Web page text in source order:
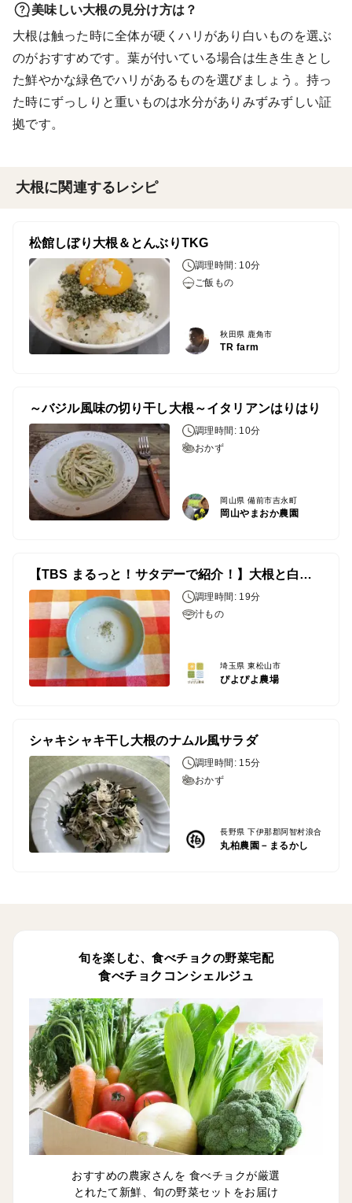
美味しい大根の見分け方は？
大根は触った時に全体が硬くハリがあり白いものを選ぶ
のがおすすめです。葉が付いている場合は生き生きとし
た鮮やかな緑色でハリがあるものを選びましょう。持っ
た時にずっしりと重いものは水分がありみずみずしい証
拠です。
大根に関連するレシピ
松館しぼり大根＆とんぶりTKG
調理時間: 10分
ご飯もの
秋田県 鹿角市
TR farm
～バジル風味の切り干し大根～イタリアンはりはり
調理時間: 10分
おかず
岡山県 備前市吉永町
岡山やまおか農園
【TBS まるっと！サタデーで紹介！】大根と白菜のポタージュ
調理時間: 19分
汁もの
埼玉県 東松山市
ぴよぴよ農場
シャキシャキ干し大根のナムル風サラダ
調理時間: 15分
おかず
長野県 下伊那郡阿智村浪合
丸柏農園－まるかし
旬を楽しむ、食べチョクの野菜宅配
食べチョクコンシェルジュ
おすすめの農家さんを 食べチョクが厳選
とれたて新鮮、旬の野菜セットをお届け